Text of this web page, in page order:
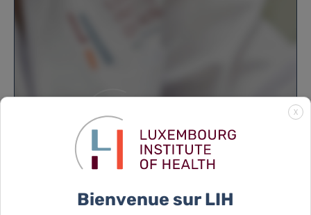
Cancer Metabolism Group – Alumni
PhD student (2018-2022)Now: Scientific and
Technical Manager of the Soil Laboratory,
X
Bienvenue sur LIH